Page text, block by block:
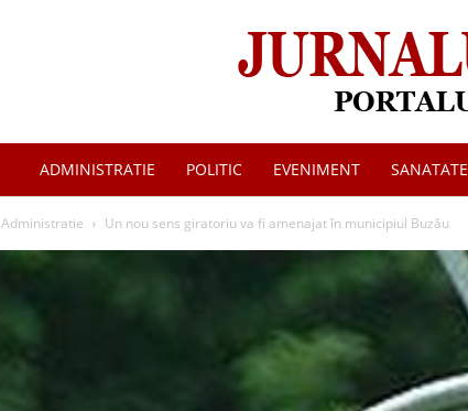
ADMINISTRATIE POLITIC EVENIMENT SANATATE
Administratie Un nou sens giratoriu va fi amenajat în municipiul Buzău